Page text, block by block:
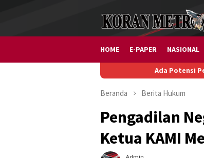
HOME E-PAPER NASIONAL
Ada Potensi Pelanggaran
Beranda Berita Hukum
Pengadilan
Ketua KAMI